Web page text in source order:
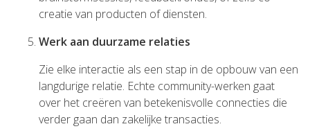
creatie van producten of diensten.
Werk aan duurzame relaties
Zie elke interactie als een stap in de opbouw van een
langdurige relatie. Echte community-werken gaat
over het creëren van betekenisvolle connecties die
verder gaan dan zakelijke transacties.